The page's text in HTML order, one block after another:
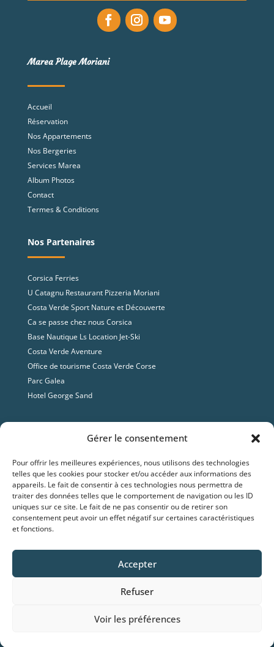
Gérer le consentement
Pour offrir les meilleures expériences, nous utilisons des technologies
telles que les cookies pour stocker et/ou accéder aux informations des
appareils. Le fait de consentir à ces technologies nous permettra de
traiter des données telles que le comportement de navigation ou les ID
uniques sur ce site. Le fait de ne pas consentir ou de retirer son
consentement peut avoir un effet négatif sur certaines caractéristiques
et fonctions.
Accepter
Refuser
Voir les préférences
Marea Plage Moriani
Accueil
Réservation
Nos Appartements
Nos Bergeries
Services Marea
Album Photos
Contact
Termes & Conditions
Nos Partenaires
Corsica Ferries
U Catagnu Restaurant Pizzeria Moriani
Costa Verde Sport Nature et Découverte
Ca se passe chez nous Corsica
Base Nautique Ls Location Jet-Ski
Costa Verde Aventure
Office de tourisme Costa Verde Corse
Parc Galea
Hotel George Sand

Adresse
Marea Resort, Santa Lucia di Moriani, 20230 Corse

Tel
(33) 0495 597 849
